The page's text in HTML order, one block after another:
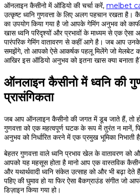
ऑनलाइन कैसीनो में ऑडियो की चर्चा करें, melbet
उत्कृष्ट ध्वनि गुणवत्ता के लिए अलग पहचान रखता है।
का उपयोग किया गया है जो आपके गेमिंग अनुभव को
खास ध्वनि परिदृश्यों और प्रभावों के माध्यम से एक ऐसा
पारंपरिक गेमिंग वातावरण से कहीं आगे है। जब आप
समझेंगे, तो आपको ऐसे आकर्षक पहलू मिलेंगे जो मेलबेट को
आखिर इस ऑडियो अनुभव को इतना खास क्या बनाता
ऑनलाइन कैसीनो में ध्वनि की
प्रासंगिकता
जब आप ऑनलाइन कैसीनो की जगत में डूब जाते हैं, तो
गुणवत्ता को एक महत्वपूर्ण घटक के रूप में तुरंत न मानें,
अनुभव को निर्धारित करने में एक प्रमुख भूमिका निभाती
बेहतर गुणवत्ता वाले ध्वनि प्रभाव खेल के वातावरण को
आपको यह महसूस होता है मानो आप एक वास्तविक
और यथार्थवादी ध्वनि संकेत उत्साह को और भी बढ़ा
पहिए की घुमाव हो या फिर ऐसा बैकग्राउंड संगीत जो
डिज़ाइन किया गया हो।